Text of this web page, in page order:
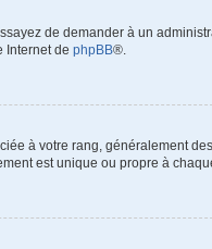
de demander à un
Internet de phpBB®.
à votre rang, généralement
est unique ou propre à